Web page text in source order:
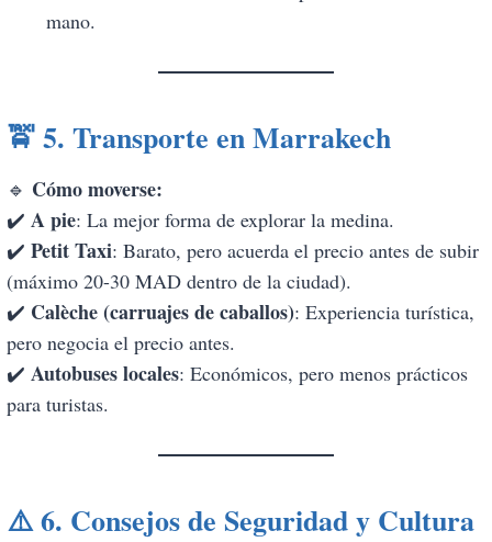
mano.
🚖5. Transporte en Marrakech
🔹 Cómo moverse:
✔️ A pie: La mejor forma de explorar la medina.
✔️Petit Taxi: Barato, pero acuerda el precio antes de subir
(máximo 20-30 MAD dentro de la ciudad).
✔️ Calèche (carruajes de caballos): Experiencia turística,
pero negocia el precio antes.
✔️ Autobuses locales: Económicos, pero menos prácticos
para turistas.
⚠️6. Consejos de Seguridad y Cultura